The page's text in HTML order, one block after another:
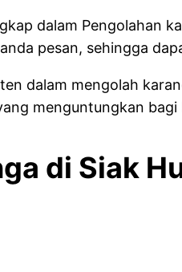
dalam Pengolahan
pesan, sehingga
dalam mengolah
menguntungkan bagi
di Siak